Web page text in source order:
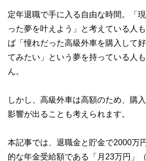
定年退職で手に入る自由な時間。「
った夢を叶えよう」と考えている人
ば「憧れだった高級外車を購入して
てみたい」という夢を持っている人
ん。
しかし、高級外車は高額のため、購
影響が出ることも考えられます。
本記事では、退職金と貯金で2000万
的な年金受給額である「月23万円」